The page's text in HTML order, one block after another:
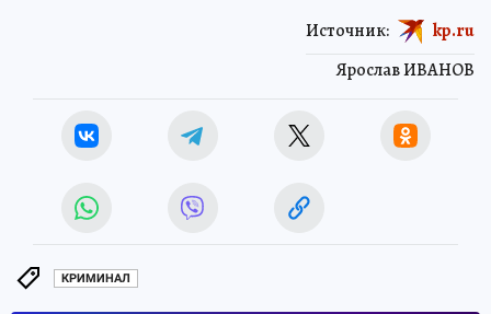
Ярослав ИВАНОВ
Источник: kp.ru
КРИМИНАЛ